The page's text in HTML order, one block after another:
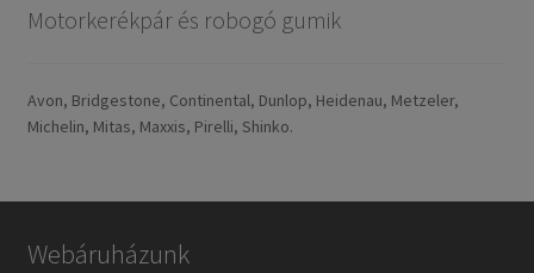
Motorkerékpár és robogó gumik
Avon, Bridgestone, Continental, Dunlop, Heidenau, Metzeler,
Michelin, Mitas, Maxxis, Pirelli, Shinko.
Webáruházunk